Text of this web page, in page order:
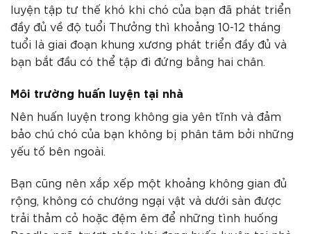
luyện tập tư thế khó khi chó của bạn đã phát triển
đầy đủ về độ tuổi Thưởng thì khoảng 10-12 tháng
tuổi là giai đoạn khung xương phát triển đầy đủ và
bạn bắt đầu có thể tập đi đứng bằng hai chân.
Môi trường huấn luyện tại nhà
Nên huấn luyện trong không gia yên tĩnh và đảm
bảo chú chó của bạn không bị phân tâm bởi những
yếu tố bên ngoài.
Bạn cũng nên xắp xếp một khoảng không gian đủ
rộng, không có chướng ngại vật và dưới sàn được
trải thảm cỏ hoặc đệm êm để những tình huống